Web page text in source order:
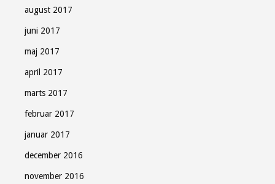
august 2017
juni 2017
maj 2017
april 2017
marts 2017
februar 2017
januar 2017
december 2016
november 2016